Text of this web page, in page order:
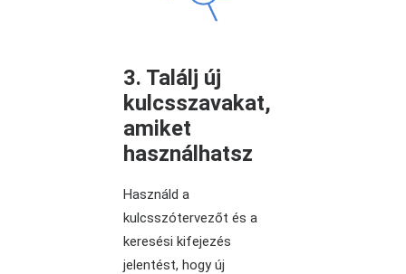
3. Találj új
kulcsszavakat,
amiket
használhatsz
Használd a
kulcsszótervezőt és a
keresési kifejezés
jelentést, hogy új